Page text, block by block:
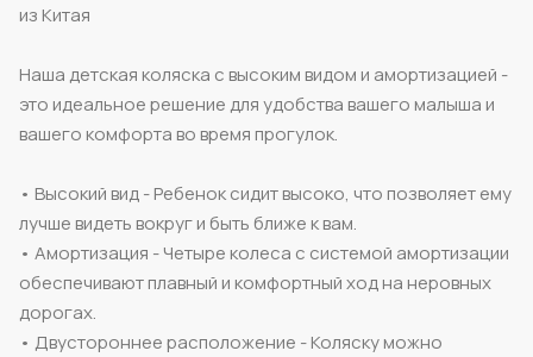
из Китая
Наша детская коляска с высоким видом и амортизацией -
это идеальное решение для удобства вашего малыша и
вашего комфорта во время прогулок.
• Высокий вид - Ребенок сидит высоко, что позволяет ему
лучше видеть вокруг и быть ближе к вам.
• Амортизация - Четыре колеса с системой амортизации
обеспечивают плавный и комфортный ход на неровных
дорогах.
• Двустороннее расположение - Коляску можно